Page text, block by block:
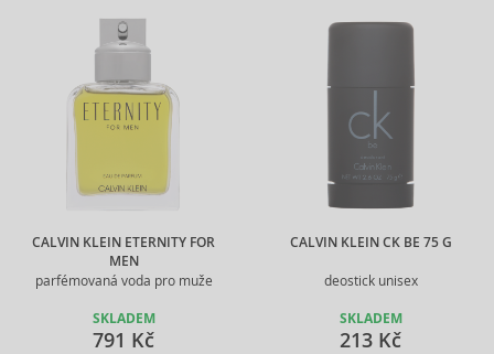
CALVIN KLEIN ETERNITY FOR
MEN
parfémovaná voda pro muže
SKLADEM
791 Kč
CALVIN KLEIN CK BE 75 G
deostick unisex
SKLADEM
213 Kč